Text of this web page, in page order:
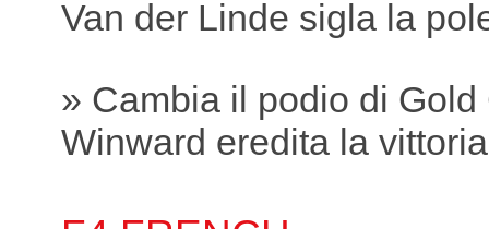
Van der Linde sigla la
» Cambia il podio di
Winward eredita la